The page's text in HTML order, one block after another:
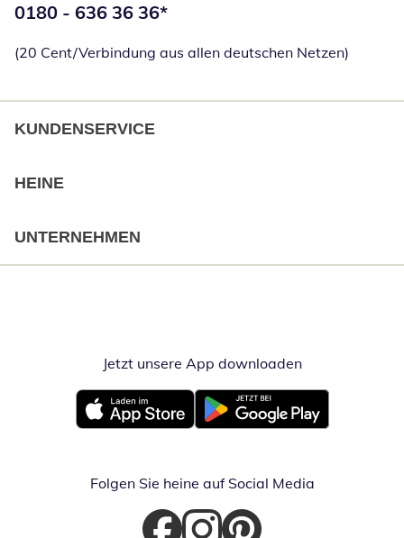
Telefonnummer:
0180 - 636 36 36*
(20 Cent/Verbindung aus allen deutschen Netzen)
KUNDENSERVICE
HEINE
UNTERNEHMEN
Jetzt unsere App downloadenÖffnet in
Öffnet in neuem FensterÖffnet in neuem Fenster
Folgen Sie heine auf Social Media